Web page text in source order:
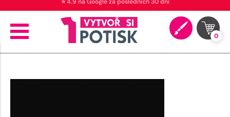
⭐ 4.9 na Google za posledních 30 dní
0